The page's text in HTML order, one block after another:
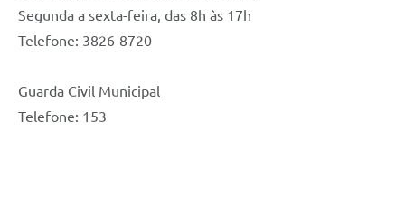
Segunda a sexta-feira, das 8h às 17h
Telefone: 3826-8720
Guarda Civil Municipal
Telefone: 153